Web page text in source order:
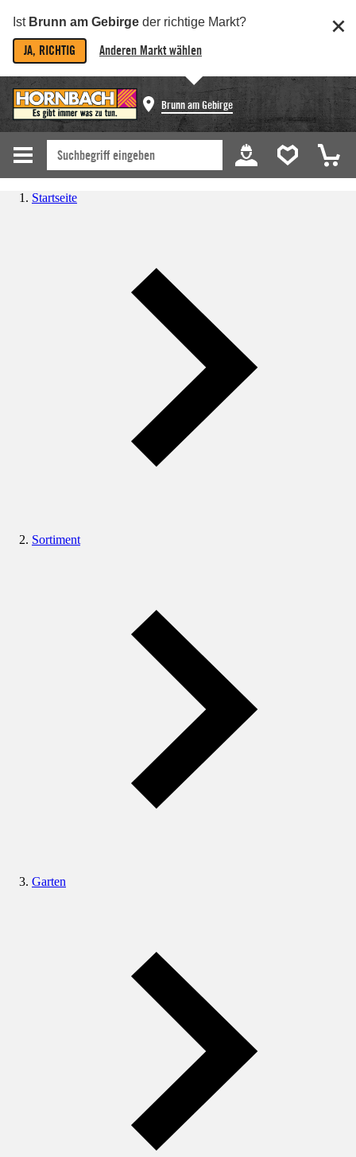
Ist Brunn am Gebirge der richtige Markt?
JA, RICHTIG Anderen Markt wählen
Brunn am Gebirge
Startseite
Sortiment
Garten